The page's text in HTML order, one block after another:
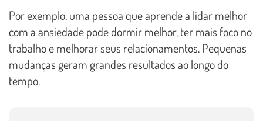
Por exemplo, uma pessoa que aprende a lidar melhor
com a ansiedade pode dormir melhor, ter mais foco no
trabalho e melhorar seus relacionamentos. Pequenas
mudanças geram grandes resultados ao longo do
tempo.